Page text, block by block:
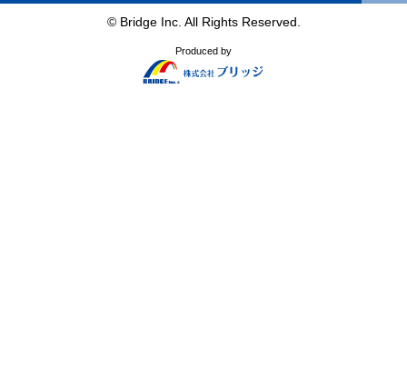
© Bridge Inc. All Rights Reserved.
Produced by